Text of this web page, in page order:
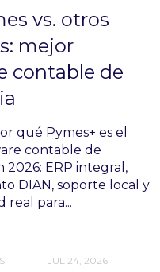
vs. otros
mejor
contable de
qué Pymes+ es el
contable de
2026: ERP integral,
DIAN, soporte local y
real para...
JUL 24, 2026